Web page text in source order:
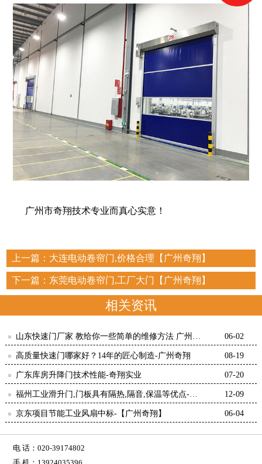
广州市奇翔技术专业而真心实意！
上一篇： 大连电动卷帘门,价格合理【广州奇翔】
下一篇： 东莞电动卷帘门,工厂大门【广州奇翔】
相关资讯
山东快速门厂家 教给你一些简单的维修方法 广州奇
翔
06-02
高质量快速门哪家好？14年的匠心制造-广州奇翔 08-19
广东库房升降门技术性能-奇翔实业 07-20
福州工业滑升门,门板具有隔热,隔音,保温等优点-广
州奇翔
12-09
京东项目节能工业风扇中标-【广州奇翔】 06-04
电 话：020-39174802